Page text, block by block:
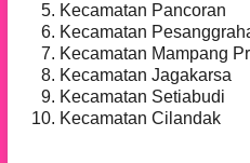
Kecamatan Pancoran
Kecamatan
Kecamatan Mampang
Kecamatan Jagakarsa
Kecamatan Setiabudi
Kecamatan Cilandak